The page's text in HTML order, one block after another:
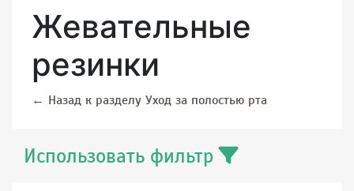
Жевательные
резинки
← Назад к разделу Уход за полостью рта
Использовать фильтр